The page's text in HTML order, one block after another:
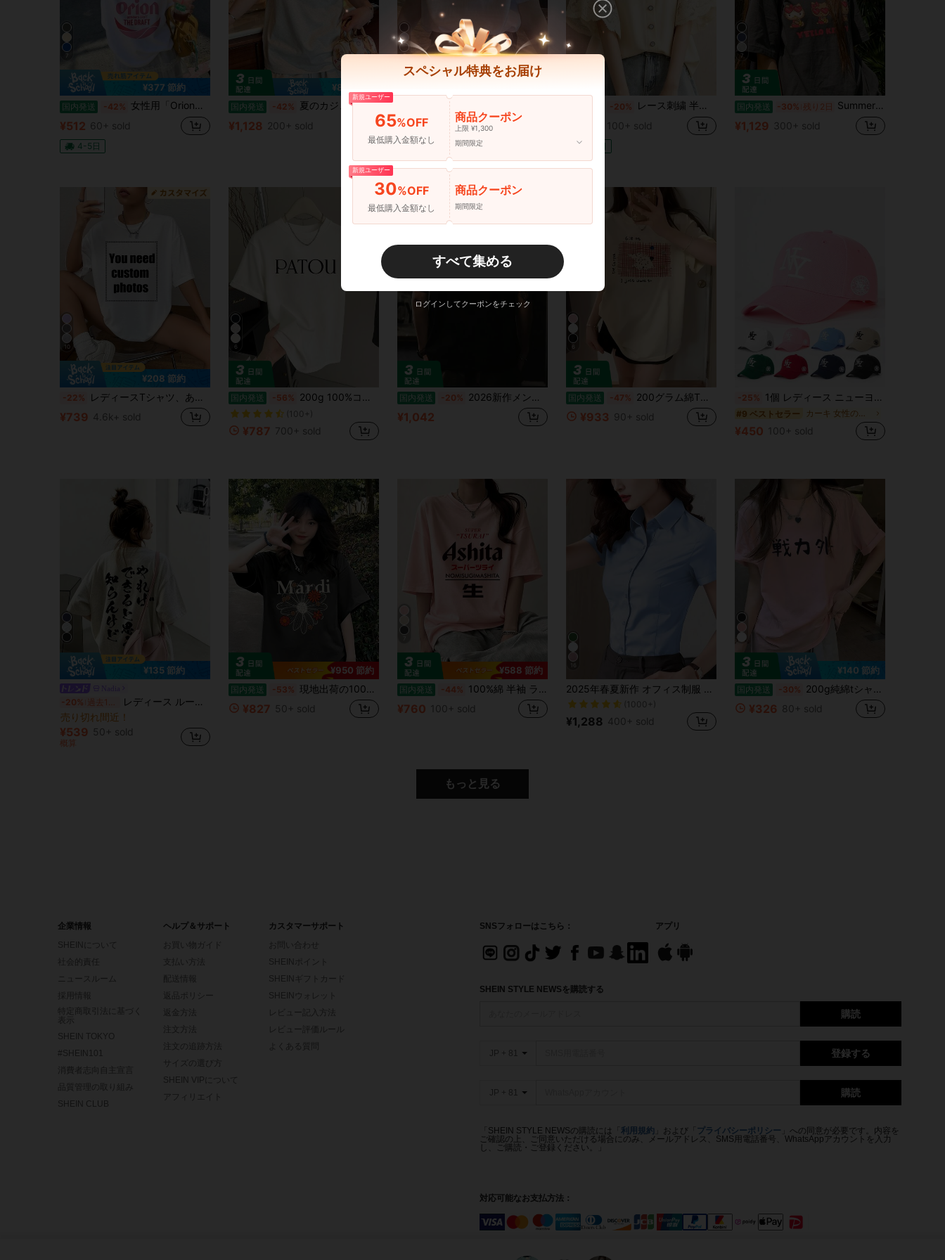
¥377 節約
国内発送 -42% 女性用「Orion」グラフィックプリントTシャツ、クルーネック ドロップショルダー カジュアル半袖トップス、春に最適
¥512 60+ sold
4-5日
¥812 節約
国内発送 -42% 夏のカジュアルレタープリントオーバーサイズTシャツ、クルーネック半袖、女性用ルーズフィットストリートウェアトップス
¥1,128 200+ sold
5
-20%
¥989 100+ sold
-20% レース刺繍 半袖ブラウス レディース Vネック 前開きボタン 夏 大人かわいい トップス 着痩せ 親肌素材 オフィスカジュアル デイリー デート
100+ sold
4-5日
7
国内発送 -30% 残り2日 Summer Japanese-style cute girl look, Sanrio Hello Kitty simple pattern print, pure cotton sweet-style T-shirt
¥1,129 300+ sold
10
¥208 節約
-22% レディースTシャツ、あなただけのオリジナルTシャツをプリント、テキスト/画像を追加できます(バッジパターン/会社ロゴ/家族写真/自撮り)。ホワイト夏用
¥739 4.6k+ sold
6
国内発送 -56% 200g 100%コットンTシャツ、2026レディース夏ファッション服、レターブレッドプリント半袖Tシャツ、カップルスタイル、インナーウェア、アウターウェア、オフィスカジュアルラウンドネック半袖トップス
(100+)
¥787 700+ sold
国内発送 -20% 2026新作メンズTシャツ、シンプルな黒のプリント、綿100%材料で肌にYOしく通気性があり刺激が少ないない、感のあるデザインですごい雰囲気、ゆったりとしたシルエットで体型をカバー、春夏の通常使用いやデート、旅行するに最适
¥1,042
6
国内発送 -47% 200グラム綿Tシャツ夏2025女性の新しい半袖プリントパターンルーズラウンドネック小さなシャツのトップス
¥933 90+ sold
-25% 1個 レディース ニューヨークレター刺繍ベースボールキャップ、春/秋の旅行、ビーチバケーション用のファッションカジュアル帽子
#9 ベストセラー カーキ 女性の野球帽
¥450 100+ sold
¥135 節約
-20%
レディース ルーズフィット ラウンドネック 半袖 和柄プリントTシャツ、春/夏カジュアル
売り切れ間近！
¥539 50+ sold
概算
¥950 節約
国内発送 -53% 現地出荷の100%純綿200g Tシャツ、2026レディース夏ファッションプリント半袖Tシャツ、カップルスタイル、インナーにもアウターにも適し、オフィスカジュアルラウンドネックの楽しい半袖トップス。
¥827 50+ sold
¥588 節約
国内発送 -44% 100%綿 半袖 ラウンドネック Tシャツ 夏服 レディース おもしろプリント ゆったり カジュアル トップス
¥760 100+ sold
2025年春夏新作 オフィス制服 レディース ブルー 半袖ブラウス、ビジネス プロフェッショナル アパレル
(1000+)
¥1,288 400+ sold
¥140 節約
国内発送 -30% 200g純綿tシャツ2026年夏レディース新品半袖純綿少女柄プリント半袖丸首カップルが着る丸首レディーストップス
¥326 80+ sold
もっと見る
企業情報
SHEINについて
ニュースルーム
SHEIN TOKYO
#SHEIN101
消費者志向自主宣言
品質管理の取り組み
SHEIN CLUB
ヘルプ＆サポート
お買い物ガイド
支払い方法
返品ポリシー
サイズの選び方
SHEIN VIPについて
アフィリエイト
カスタマーサポート
お問い合わせ
SHEINポイント
SHEINギフトカード
SHEINウォレット
レビュー記入方法
レビュー評価ルール
よくある質問
SNSフォローはこちら： アプリ
SHEIN STYLE NEWSを購読する
購読
JP + 81 登録する
JP + 81 購読
「SHEIN STYLE NEWSの購読には「 利用規約 」および「 プライバシーポリシー 」への同意が必要です。内容を
ご確認の上、ご同意いただける場合にのみ、メールアドレス、SMS用電話番号、WhatsAppアカウントを入力
し、ご購読・ご登録ください。」
対応可能なお支払方法：
スペシャル特典をお届け
新規ユーザー
65%OFF
最低購入金額なし
商品クーポン
上限 ¥1,300
期間限定
新規ユーザー
30%OFF
最低購入金額なし
商品クーポン
期間限定
すべて集める
ログインしてクーポンをチェック